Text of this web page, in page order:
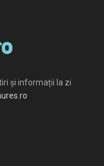
și informații la zi